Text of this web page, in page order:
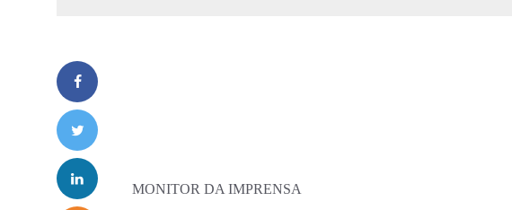
MONITOR DA IMPRENSA